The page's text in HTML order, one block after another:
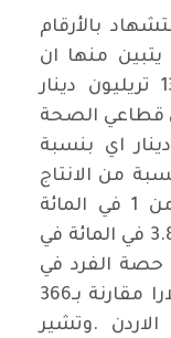
بالأرقام
موازنة عام 2019 حيث يتبين منها ان
اجمالي الانفاق العام قد بلغ 133 تريليون دينار
قطاعي الصحة
تريليونات دينار اي بنسبة
من الانتاج
المحلي الاجمالي قد بلغت اقل من 1 في المائة
مقارنة ب3.6في المائة في الاردن و3.8 في المائة في
وان حصة الفرد في
العراق في عام 2015 كانت 152 دولارا مقارنة بـ366
دولارا في الاردن .وتشير